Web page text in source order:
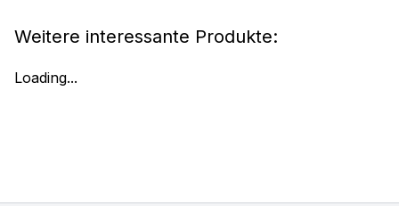
Weitere interessante Produkte:
Loading...